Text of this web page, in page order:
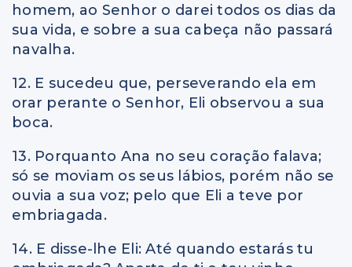
homem, ao Senhor o darei todos os dias da
sua vida, e sobre a sua cabeça não passará
navalha.
12. E sucedeu que, perseverando ela em
orar perante o Senhor, Eli observou a sua
boca.
13. Porquanto Ana no seu coração falava;
só se moviam os seus lábios, porém não se
ouvia a sua voz; pelo que Eli a teve por
embriagada.
14. E disse-lhe Eli: Até quando estarás tu